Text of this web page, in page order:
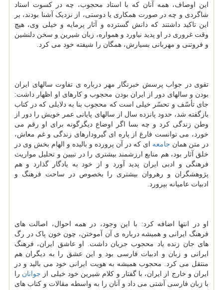
این اوصاف، همه آنان که با استاد محجوب، چه در کسوت استاد
شاگردی و چه در صورت همکاری یا دوستی، از نزدیک آشنا بودند، بر
این تاکید داشتند که دانش گسترده و آثار پرمایه و خیلی وی، هیچ
وقت غروری در او پدید نیاورد و همواره، زبان شیرین و سخن دلنشین
و فروتنی و مهربانی بسیارش، همگان را شیفته خود می کرد.
تقوی در جواب پرسش خبرنگار مهر درباره ی تفاوت سالهای ایران
بودن و سالهای دور از ایران بودن محجوب و کارهای او اظهار داشت:
جای تأسّف و تحسّر خیلی است که محجوب بنا به دلایلی که در کتاب
بازگفته شد، حدود پانزده سال از سالهای پایانی عمر خویش را دور از
وطن زندگی کرد و چه بسا اگر اوضاع دیگرگونه برای او رقم می
خورد، می توانست فارغ از پاره ای گیرودارهای زندگی و غم معاش،
در متن همان جامعه ای که در آن پرورده و بالیده و الهام بخش وی در
خلق آثار بود، هم منابع ارزشمند بیشتری را در تبیین و تحلیل مواریث
فرهنگی و ادبی ایران پدید آورد و از خود به یادگار گذارد و هم
پژوهشگران و رهروان بیشتری را بخصوص در ساحت فرهنگ و
ادبیات عامیانه بپرورد.
او در انتها اضافه کرد: با این وجود، در همه احوال، اصالت های
فرهنگ ایرانی و همیشه درباره ی آن آموختن، چون خون پاک در رگ
های جان زنده یاد محجوب جریان داشت. او عاشق ایران، فرهنگ
ایرانی و زبان و ادبیات فارسی بود و این عشق را به دیگران هم
منتقل می کرد. محجوب همیشه به هویت ایرانی خود می بالید و در
ایران و خارج از ایران، با گفتار و کلام شیرین خود خیلی از جوانان را
با زبان فارسی آشتی می داد و آنان را به واسطه مقالات و کتاب های